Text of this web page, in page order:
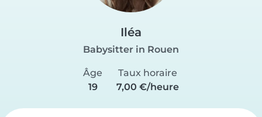
Iléa
Babysitter in Rouen
Âge
19
Taux horaire
7,00 €/heure